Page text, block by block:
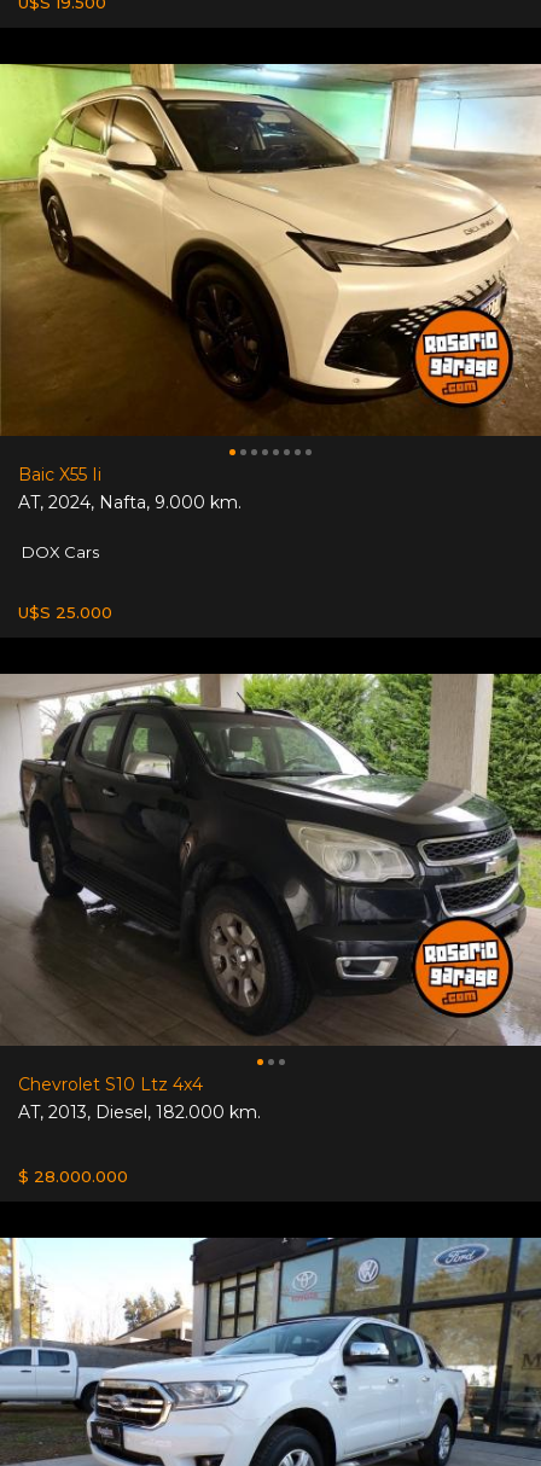
Baic X55 Ii
AT, 2024, Nafta, 9.000 km.
DOX Cars
U$S 25.000
Chevrolet S10 Ltz 4x4
AT, 2013, Diesel, 182.000 km.
$ 28.000.000